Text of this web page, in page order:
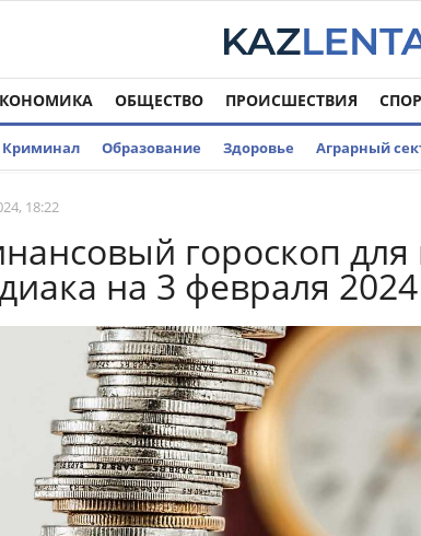
ОБЩЕСТВО ПРОИСШЕСТВИЯ
Криминал Образование Здоровье Аграрный
18:22
гороскоп для
на 3 февраля